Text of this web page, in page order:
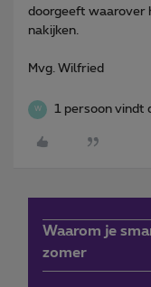
doorgeeft waarover
nakijken.
Mvg. Wilfried
W 1 persoon vindt
Waarom je
zomer